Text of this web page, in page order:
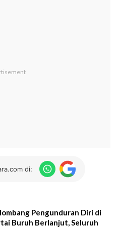
di:
Pengunduran Diri di
Buruh Berlanjut, Seluruh